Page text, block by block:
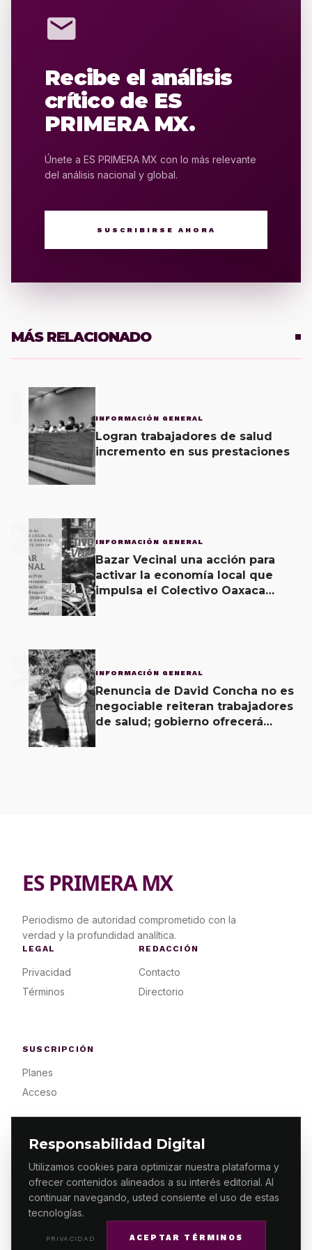
Responsabilidad Digital
Utilizamos cookies para optimizar nuestra plataforma y
ofrecer contenidos alineados a su interés editorial. Al
continuar navegando, usted consiente el uso de estas
tecnologías.
PRIVACIDAD ACEPTAR TÉRMINOS
mail
Recibe el análisis
crítico de ES
PRIMERA MX.
Únete a ES PRIMERA MX con lo más relevante
del análisis nacional y global.
SUSCRIBIRSE AHORA
MÁS RELACIONADO
INFORMACIÓN GENERAL
Logran trabajadores de salud
incremento en sus prestaciones
2 INFORMACIÓN GENERAL
Bazar Vecinal una acción para
activar la economía local que
impulsa el Colectivo Oaxaca
3 INFORMACIÓN GENERAL
Renuncia de David Concha no es
negociable reiteran trabajadores
de salud; gobierno ofrecerá
ES PRIMERA MX
Periodismo de autoridad comprometido con la
verdad y la profundidad analítica.
LEGAL
Privacidad
Términos
REDACCIÓN
Contacto
Directorio
SUSCRIPCIÓN
Planes
Acceso
© 2026 ES PRIMERA MX. ALGUNOS DERECHOS
RESERVADOS / DESIGNMAKING.MX